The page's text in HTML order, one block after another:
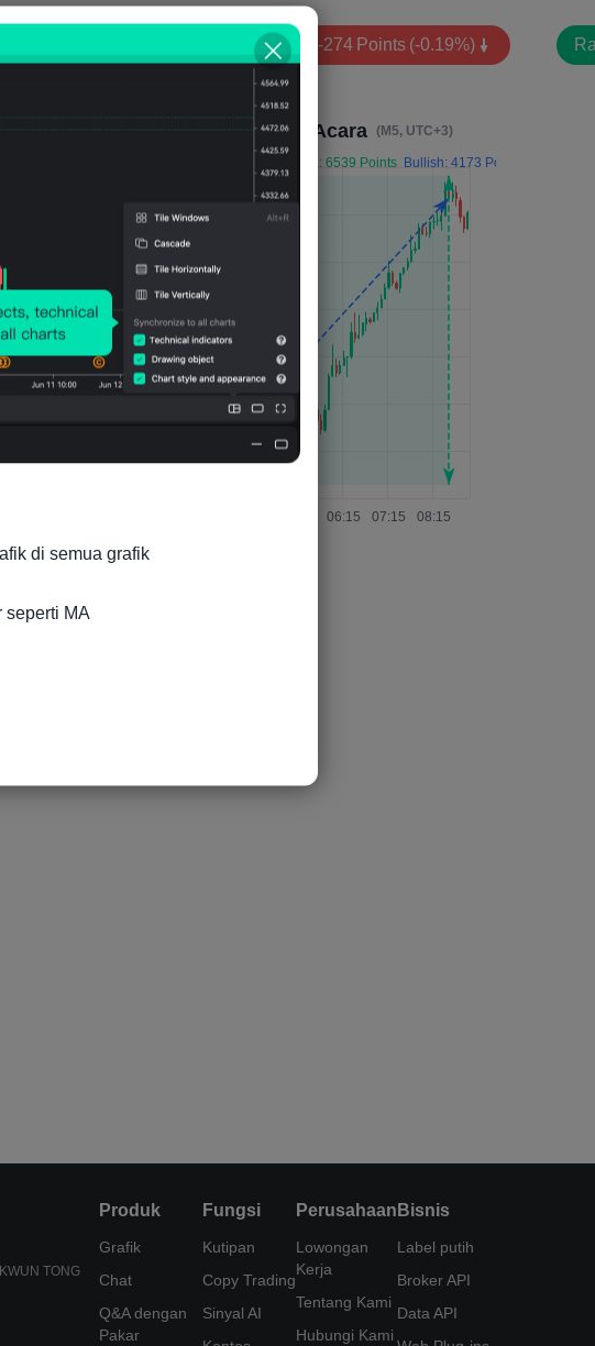
Rata-rata Volatilitas: -274 Points (-0.19%)
Dampak 4 Jam Setelah Acara (M5, UTC+3)
TONG
Produk
Grafik
Chat
Q&A dengan
Pakar
Fungsi
Kutipan
Copy Trading
Sinyal AI
Perusahaan
Lowongan
Kerja
Tentang Kami
Hubungi Kami
Bisnis
Label putih
Broker API
Data API
di semua grafik
seperti MA